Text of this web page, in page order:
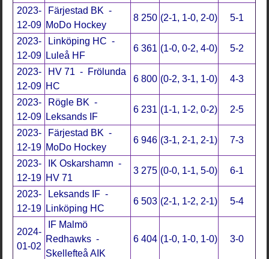
2023-
12-09
Färjestad BK -
MoDo Hockey
8 250 (2-1, 1-0, 2-0) 5-1
2023-
12-09
Linköping HC -
Luleå HF
6 361 (1-0, 0-2, 4-0) 5-2
2023-
12-09
HV 71 - Frölunda
HC
6 800 (0-2, 3-1, 1-0) 4-3
2023-
12-09
Rögle BK -
Leksands IF
6 231 (1-1, 1-2, 0-2) 2-5
2023-
12-19
Färjestad BK -
MoDo Hockey
6 946 (3-1, 2-1, 2-1) 7-3
2023-
12-19
IK Oskarshamn -
HV 71
3 275 (0-0, 1-1, 5-0) 6-1
2023-
12-19
Leksands IF -
Linköping HC
6 503 (2-1, 1-2, 2-1) 5-4
2024-
01-02
IF Malmö
Redhawks -
Skellefteå AIK
6 404 (1-0, 1-0, 1-0) 3-0